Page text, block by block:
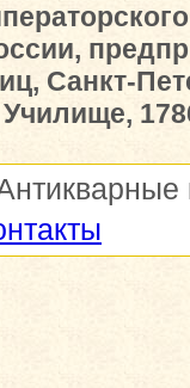
Санкт-